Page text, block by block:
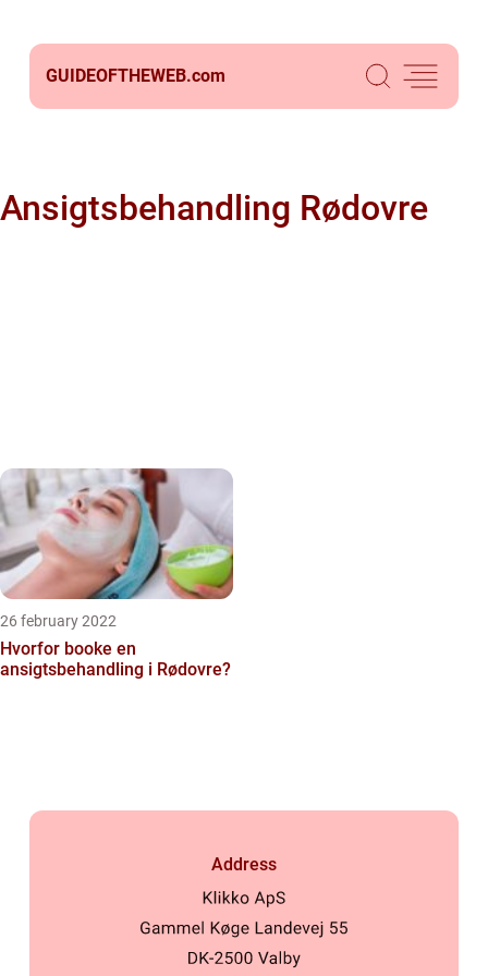
GUIDEOFTHEWEB.com
Ansigtsbehandling Rødovre
26 february 2022
Hvorfor booke en
ansigtsbehandling i Rødovre?
Address